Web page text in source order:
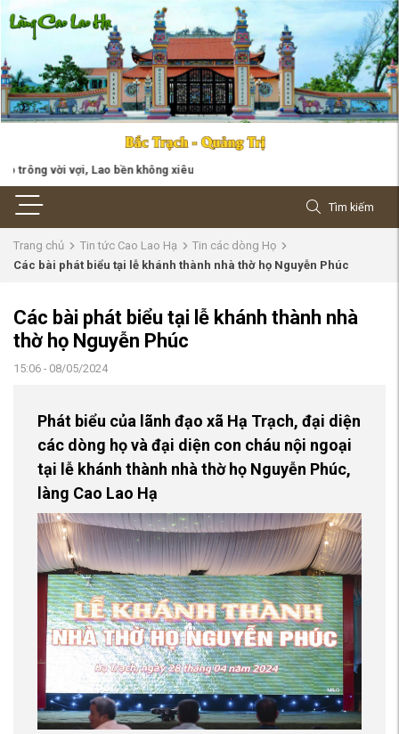
Lao bền không xiêu
Tìm kiếm
Trang chủ Tin tức Cao Lao Hạ
Tin các dòng Họ
Các bài phát biểu tại lễ khánh thành nhà thờ họ Nguyễn Phúc
Các bài phát biểu tại lễ khánh thành nhà
thờ họ Nguyễn Phúc
15:06 - 08/05/2024
Phát biểu của lãnh đạo xã Hạ Trạch, đại diện
các dòng họ và đại diện con cháu nội ngoại
tại lễ khánh thành nhà thờ họ Nguyễn Phúc,
làng Cao Lao Hạ